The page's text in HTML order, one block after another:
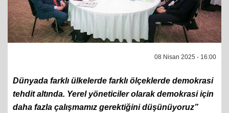
08 Nisan 2025 - 16:00
Dünyada farklı ülkelerde farklı ölçeklerde demokrasi
tehdit altında. Yerel yöneticiler olarak demokrasi için
daha fazla çalışmamız gerektiğini düşünüyoruz”